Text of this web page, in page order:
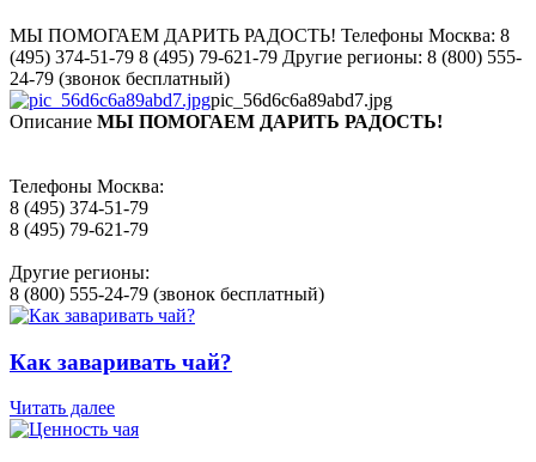
МЫ ПОМОГАЕМ ДАРИТЬ РАДОСТЬ! Телефоны Москва: 8
(495) 374-51-79 8 (495) 79-621-79 Другие регионы: 8 (800) 555-
24-79 (звонок бесплатный)
pic_56d6c6a89abd7.jpg
Описание МЫ ПОМОГАЕМ ДАРИТЬ РАДОСТЬ!
Телефоны Москва:
8 (495) 374-51-79
8 (495) 79-621-79
Другие регионы:
8 (800) 555-24-79 (звонок бесплатный)
Как заваривать чай?
Читать далее